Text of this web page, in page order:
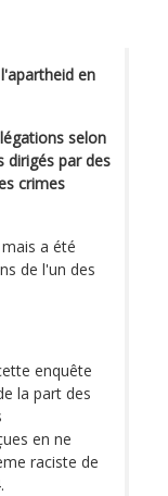
en
selon
dirigés par des
crimes
a été
de l'un des
enquête
la part des
en ne
raciste de